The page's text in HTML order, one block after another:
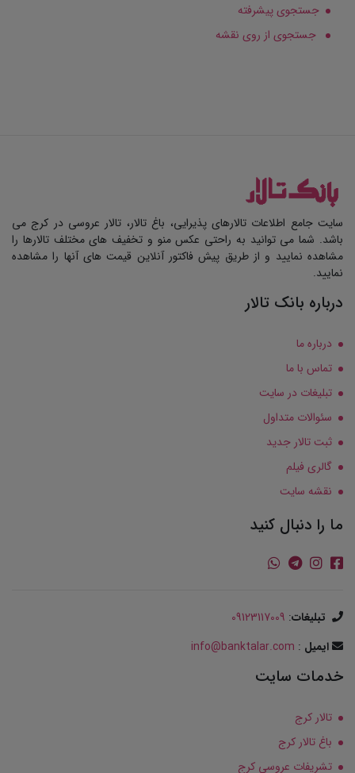
جستجوی پیشرفته
جستجوی از روی نقشه
سایت جامع اطلاعات تالارهای پذیرایی، باغ تالار، تالار عروسی در کرج می
باشد. شما می توانید به راحتی عکس منو و تخفیف های مختلف تالارها را
مشاهده نمایید و از طریق پیش فاکتور آنلاین قیمت های آنها را مشاهده
نمایید.
درباره بانک تالار
درباره ما
تماس با ما
تبلیغات در سایت
سئوالات متداول
ثبت تالار جدید
گالری فیلم
نقشه سایت
ما را دنبال کنید
تبلیغات:
09123117009
ایمیل :
info@banktalar.com
خدمات سایت
تالار کرج
باغ تالار کرج
تشریفات عروسی کرج